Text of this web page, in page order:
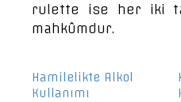
rulette ise her iki
mahkûmdur.
Hamilelikte Alkol
Kullanımı